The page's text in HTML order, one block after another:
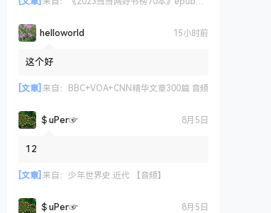
helloworld 15小时前
这个好
[文章] 来自： BBC+VOA+CNN精华文章300篇 音频
＄uΡer☞ 8月5日
12
[文章] 来自： 少年世界史.近代 【音频】
＄uΡer☞ 8月5日